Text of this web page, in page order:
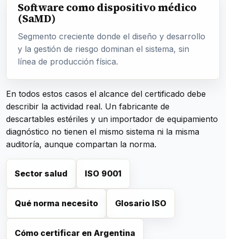
Software como dispositivo médico
(SaMD)
Segmento creciente donde el diseño y desarrollo
y la gestión de riesgo dominan el sistema, sin
línea de producción física.
En todos estos casos el alcance del certificado debe
describir la actividad real. Un fabricante de
descartables estériles y un importador de equipamiento
diagnóstico no tienen el mismo sistema ni la misma
auditoría, aunque compartan la norma.
Sector salud ISO 9001
Qué norma necesito Glosario ISO
Cómo certificar en Argentina